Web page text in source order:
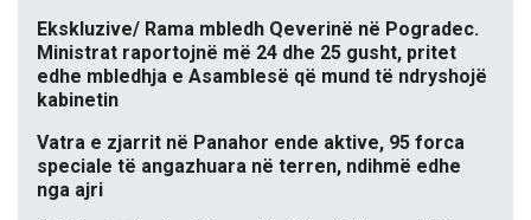
Ekskluzive/ Rama mbledh Qeverinë në Pogradec.
Ministrat raportojnë më 24 dhe 25 gusht, pritet
edhe mbledhja e Asamblesë që mund të ndryshojë
kabinetin
Vatra e zjarrit në Panahor ende aktive, 95 forca
speciale të angazhuara në terren, ndihmë edhe
nga ajri